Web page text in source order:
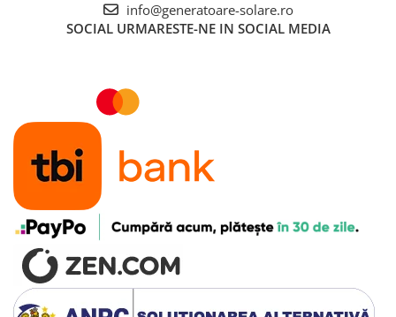
info@generatoare-solare.ro
SOCIAL URMARESTE-NE IN SOCIAL MEDIA